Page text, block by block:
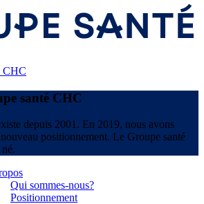
CHC
santé CHC
depuis 2001. En 2019, nous avons
positionnement. Le Groupe santé
Qui sommes-nous?
Positionnement